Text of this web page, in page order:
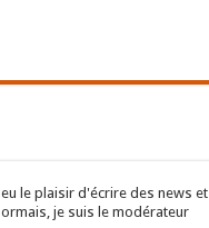
le plaisir d'écrire des news et
je suis le modérateur